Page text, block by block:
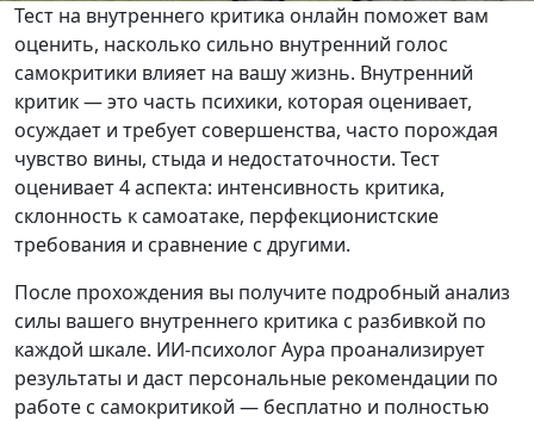
Тест на внутреннего критика онлайн поможет вам
оценить, насколько сильно внутренний голос
самокритики влияет на вашу жизнь. Внутренний
критик — это часть психики, которая оценивает,
осуждает и требует совершенства, часто порождая
чувство вины, стыда и недостаточности. Тест
оценивает 4 аспекта: интенсивность критика,
склонность к самоатаке, перфекционистские
требования и сравнение с другими.
После прохождения вы получите подробный анализ
силы вашего внутреннего критика с разбивкой по
каждой шкале. ИИ-психолог Аура проанализирует
результаты и даст персональные рекомендации по
работе с самокритикой — бесплатно и полностью